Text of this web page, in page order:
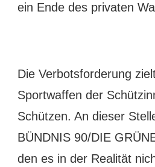
ein Ende des privaten
Die Verbotsforderung
Sportwaffen der
Schützen. An dieser
BÜNDNIS 90/DIE
den es in der Realität